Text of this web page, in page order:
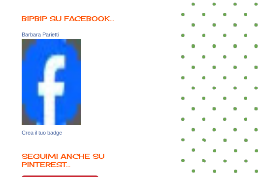
BIPBIP SU FACEBOOK...
Barbara Parietti
Crea il tuo badge
SEGUIMI ANCHE SU
PINTEREST...